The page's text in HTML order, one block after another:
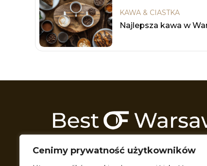
Cenimy prywatność użytkowników
KAWA & CIASTKA
Najlepsza kawa w
Odkrywamy Warszawę z każdej
Przeszukujemy wszelkie zakątki